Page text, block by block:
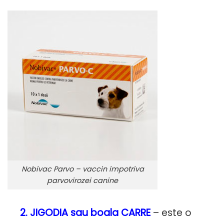
Nobivac Parvo – vaccin impotriva
parvovirozei canine
2. JIGODIA sau boala CARRE – este o